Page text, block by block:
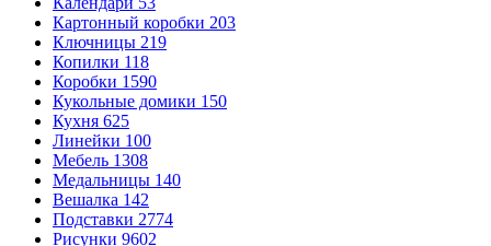
Картонный коробки 203
Ключницы 219
Копилки 118
Коробки 1590
Кукольные домики 150
Кухня 625
Линейки 100
Мебель 1308
Медальницы 140
Вешалка 142
Подставки 2774
Рисунки 9602